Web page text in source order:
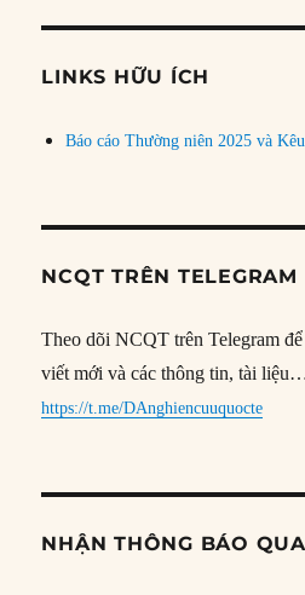
đề
LINKS HỮU ÍCH
Báo cáo Thường niên 2025 và
NCQT TRÊN TELEGRAM
Theo dõi NCQT trên Telegram
viết mới và các thông tin, tài
https://t.me/DAnghiencuuquocte
NHẬN THÔNG BÁO